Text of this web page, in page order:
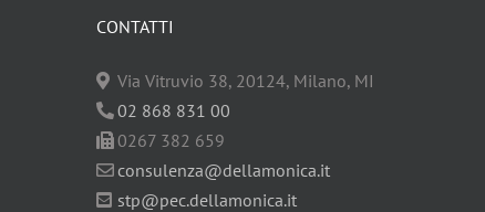
CONTATTI
Via Vitruvio 38, 20124, Milano, MI
02 868 831 00
0267 382 659
consulenza@dellamonica.it
stp@pec.dellamonica.it